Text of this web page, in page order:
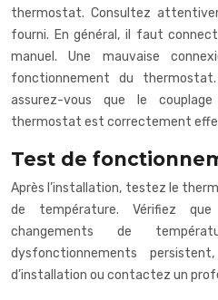
thermostat. Consultez
fourni. En général, il faut
manuel. Une mauvaise
fonctionnement du
assurez-vous que le
thermostat est correctement
Test de
Après l’installation, testez le
de température. Vérifiez
changements de
dysfonctionnements
d’installation ou contactez un